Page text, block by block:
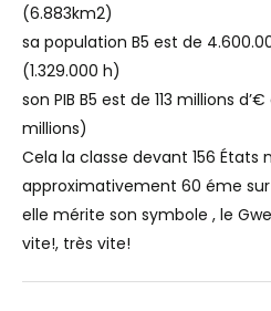
(6.883km2)
sa population B5 est de
(1.329.000 h)
son PIB B5 est de 113 millions
millions)
Cela la classe devant 156 États
approximativement 60 éme sur
elle mérite son symbole , le
vite!, très vite!